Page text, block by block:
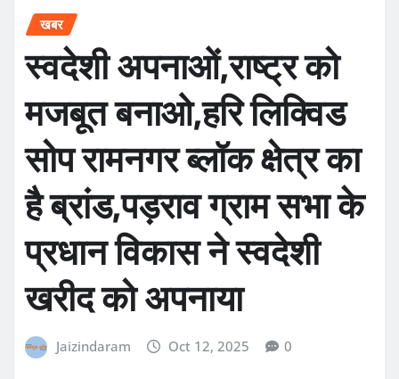
खबर
स्वदेशी अपनाओं,राष्ट्र को
मजबूत बनाओ,हरि लिक्विड
सोप रामनगर ब्लॉक क्षेत्र का
है ब्रांड,पड़राव ग्राम सभा के
प्रधान विकास ने स्वदेशी
खरीद को अपनाया
Jaizindaram Oct 12, 2025 0